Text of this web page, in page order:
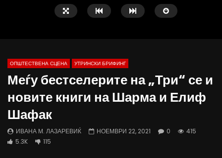
Д-р Беговиќ: Обуката на лекарите
трае предолго за да дозволиме лесно
да го губиме стручниот кадар
ДАМЈАН ВАРОШЛИЈА
ОПШТЕСТВЕНА СЦЕНА УТРИНСКИ БРИФИНГ
Меѓу бестселерите на „Три“ се и
новите книги на Шарма и Елиф
Шафак
ИВАНА М. ЛАЗАРЕВИЌ НОЕМВРИ 22, 2021 0
415
5.3K
115